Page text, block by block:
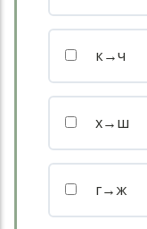
к→ч
х→ш
г→ж